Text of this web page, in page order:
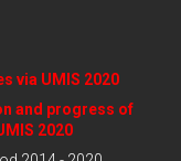
via UMIS 2020
and progress of
2020